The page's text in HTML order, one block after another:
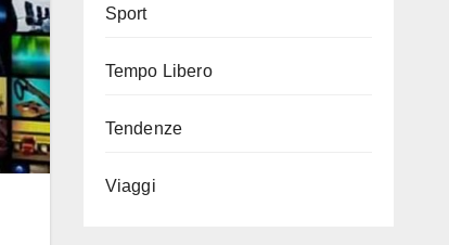
Sport
Tempo Libero
Tendenze
Viaggi